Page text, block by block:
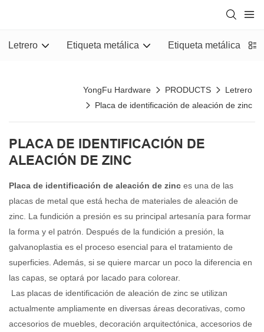
Letrero Etiqueta metálica Etiqueta metálica
YongFu Hardware PRODUCTS
Letrero
Placa de identificación de aleación de zinc
PLACA DE IDENTIFICACIÓN DE
ALEACIÓN DE ZINC
Placa de identificación de aleación de zinc es una de las
placas de metal que está hecha de materiales de aleación de
zinc. La fundición a presión es su principal artesanía para formar
la forma y el patrón. Después de la fundición a presión, la
galvanoplastia es el proceso esencial para el tratamiento de
superficies. Además, si se quiere marcar un poco la diferencia en
las capas, se optará por lacado para colorear.
Las placas de identificación de aleación de zinc se utilizan
actualmente ampliamente en diversas áreas decorativas, como
accesorios de muebles, decoración arquitectónica, accesorios de